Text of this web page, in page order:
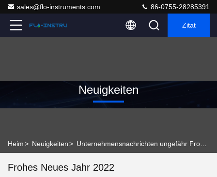
sales@flo-instruments.com 86-0755-28285391
Zitat
Neuigkeiten
Heim> Neuigkeiten>
Frohes Neues Jahr 2022